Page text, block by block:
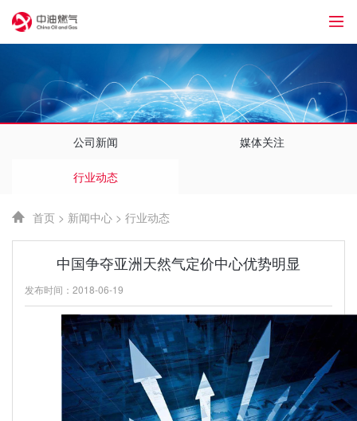
公司新闻 媒体关注
行业动态
首页 > 新闻中心 > 行业动态
中国争夺亚洲天然气定价中心优势明显
发布时间：2018-06-19